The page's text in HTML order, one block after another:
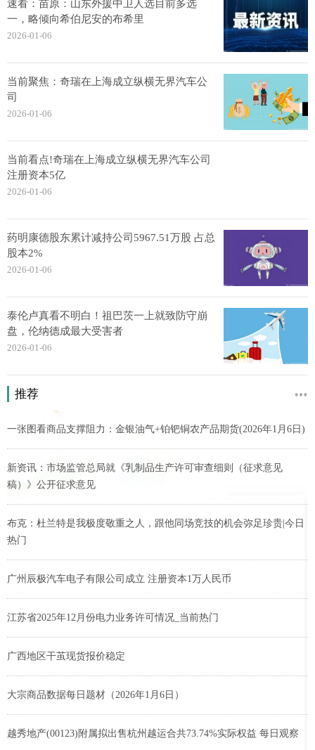
速看：苗原：山东外援中卫人选目前多选
一，略倾向希伯尼安的布希里
2026-01-06
当前聚焦：奇瑞在上海成立纵横无界汽车公
司
2026-01-06
当前看点!奇瑞在上海成立纵横无界汽车公司
注册资本5亿
2026-01-06
药明康德股东累计减持公司5967.51万股 占总
股本2%
2026-01-06
泰伦卢真看不明白！祖巴茨一上就致防守崩
盘，伦纳德成最大受害者
2026-01-06
推荐
一张图看商品支撑阻力：金银油气+铂钯铜农产品期货(2026年1月6日)
新资讯：市场监管总局就《乳制品生产许可审查细则（征求意见
稿）》公开征求意见
布克：杜兰特是我极度敬重之人，跟他同场竞技的机会弥足珍贵|今日
热门
广州辰极汽车电子有限公司成立 注册资本1万人民币
江苏省2025年12月份电力业务许可情况_当前热门
广西地区干茧现货报价稳定
大宗商品数据每日题材（2026年1月6日）​
越秀地产(00123)附属拟出售杭州越运合共73.74%实际权益 每日观察